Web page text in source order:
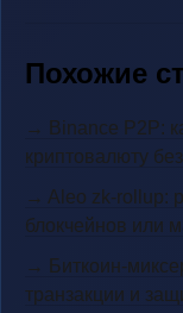
Похожие
→ Binance P2P:
криптовалюту
→ Aleo zk-rollup:
блокчейнов или
→ Биткоин-
транзакции и